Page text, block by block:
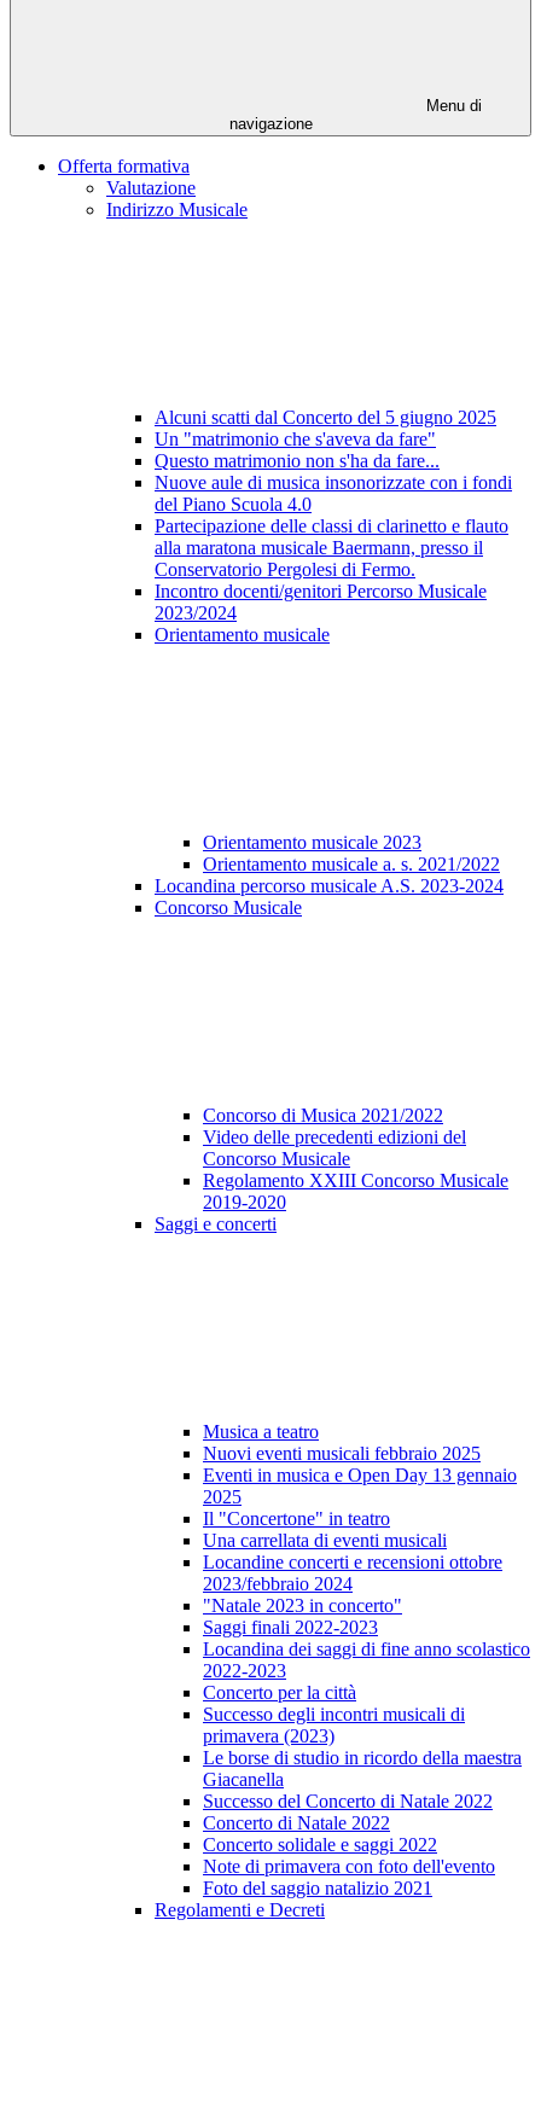
Menu di
navigazione
Offerta formativa
Valutazione
Indirizzo Musicale
Alcuni scatti dal Concerto del 5 giugno 2025
Un "matrimonio che s'aveva da fare"
Questo matrimonio non s'ha da fare...
Nuove aule di musica insonorizzate con i fondi
del Piano Scuola 4.0
Partecipazione delle classi di clarinetto e flauto
alla maratona musicale Baermann, presso il
Conservatorio Pergolesi di Fermo.
Incontro docenti/genitori Percorso Musicale
2023/2024
Orientamento musicale
Orientamento musicale 2023
Orientamento musicale a. s. 2021/2022
Locandina percorso musicale A.S. 2023-2024
Concorso Musicale
Concorso di Musica 2021/2022
Video delle precedenti edizioni del
Concorso Musicale
Regolamento XXIII Concorso Musicale
2019-2020
Saggi e concerti
Musica a teatro
Nuovi eventi musicali febbraio 2025
Eventi in musica e Open Day 13 gennaio
2025
Il "Concertone" in teatro
Una carrellata di eventi musicali
Locandine concerti e recensioni ottobre
2023/febbraio 2024
"Natale 2023 in concerto"
Saggi finali 2022-2023
Locandina dei saggi di fine anno scolastico
2022-2023
Concerto per la città
Successo degli incontri musicali di
primavera (2023)
Le borse di studio in ricordo della maestra
Giacanella
Successo del Concerto di Natale 2022
Concerto di Natale 2022
Concerto solidale e saggi 2022
Note di primavera con foto dell'evento
Foto del saggio natalizio 2021
Regolamenti e Decreti